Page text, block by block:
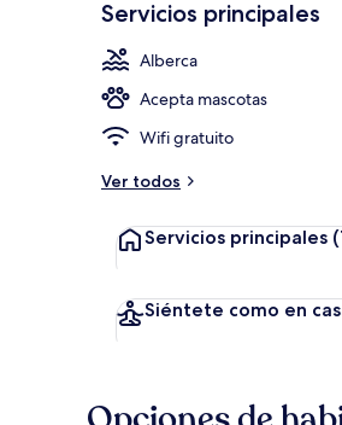
Servicios principales
Alberca
Acepta mascotas
Wifi gratuito
Ver todos
Servicios principales
Siéntete como en